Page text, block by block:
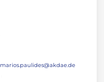
marios.paulides@akdae.de